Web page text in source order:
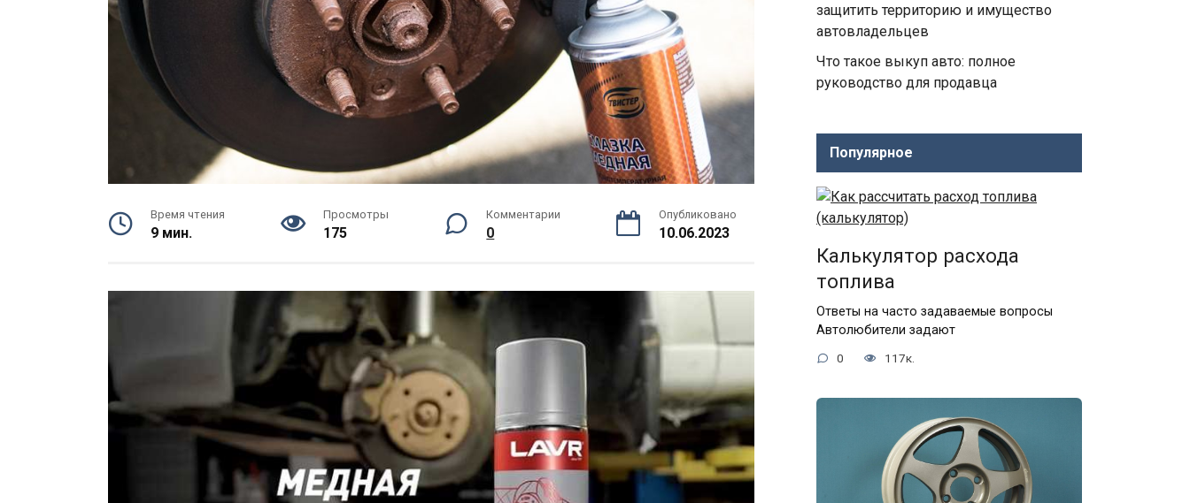
Время чтения
9 мин.
Просмотры
175
Комментарии
0
Опубликовано
10.06.2023
защитить территорию и имущество
автовладельцев
Что такое выкуп авто: полное
руководство для продавца
Популярное
Калькулятор расхода
топлива
Ответы на часто задаваемые вопросы
Автолюбители задают
0 117к.